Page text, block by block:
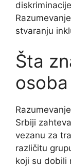
stvaranju
Šta
Srbiji
vezanu za
različitu
koji su dobili